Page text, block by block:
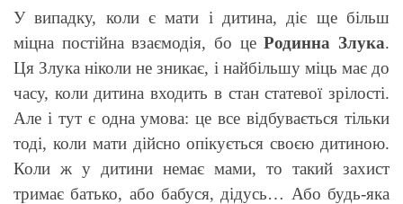
У випадку, коли є мати і дитина, діє ще більш
міцна постійна взаємодія, бо цеРодинна Злука.
Ця Злука ніколи не зникає, і найбільшу міць має до
часу, коли дитина входить в стан статевої зрілості.
Але і тут є одна умова: це все відбувається тільки
тоді, коли мати дійсно опікується своєю дитиною.
Коли ж у дитини немає мами, то такий захист
тримає батько, або бабуся, дідусь… Або будь-яка